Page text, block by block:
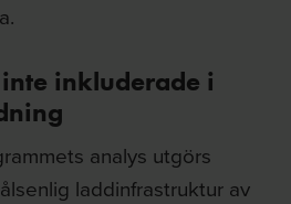
inte inkluderade i
analys utgörs
laddinfrastruktur av